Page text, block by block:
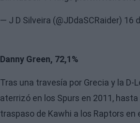
— J D Silveira (@JDdaSCRaider) 16
Danny Green, 72,1%
Tras una travesía por Grecia y la D-
aterrizó en los Spurs en 2011,
traspaso de Kawhi a los Raptors en